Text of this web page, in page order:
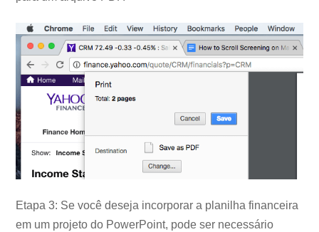
Etapa 3: Se você deseja incorporar a planilha financeira
em um projeto do PowerPoint, pode ser necessário